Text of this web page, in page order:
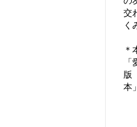
交
く
＊
版
本